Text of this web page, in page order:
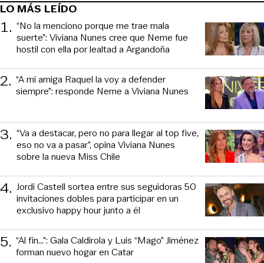
LO MÁS LEÍDO
1. “No la menciono porque me trae mala
suerte”: Viviana Nunes cree que Neme fue
hostil con ella por lealtad a Argandoña
2. “A mi amiga Raquel la voy a defender
siempre”: responde Neme a Viviana Nunes
3. “Va a destacar, pero no para llegar al top five,
eso no va a pasar”, opina Viviana Nunes
sobre la nueva Miss Chile
4. Jordi Castell sortea entre sus seguidoras 50
invitaciones dobles para participar en un
exclusivo happy hour junto a él
5. “Al fin…”: Gala Caldirola y Luis “Mago” Jiménez
forman nuevo hogar en Catar